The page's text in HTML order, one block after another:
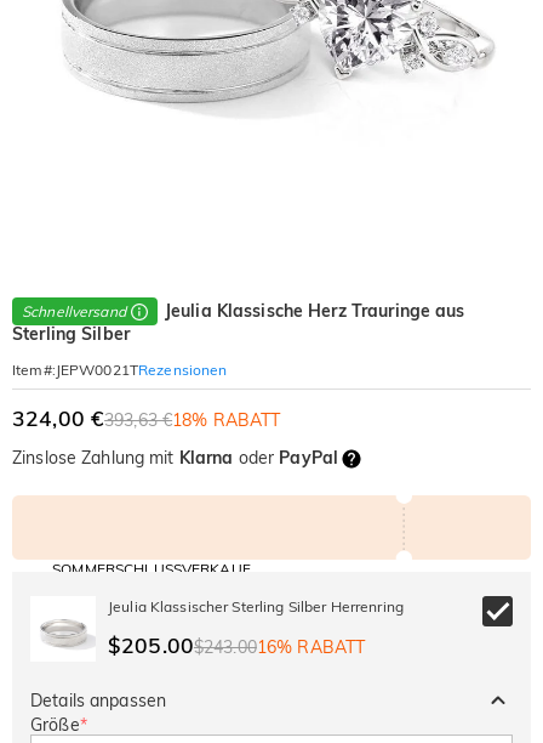
Schnellversand
Jeulia Klassische Herz Trauringe aus
Sterling Silber
Item#: JEPW0021TRezensionen
324,00 €393,63 €18% RABATT
Zinslose Zahlung mit Klarna oder PayPal
SOMMERSCHLUSSVERKAUF
10% RABATT
AUF ALLES
30% RABATT
AUF DEN 2.
SUMMER
Kopieren
Jeulia Klassischer Sterling Silber Herrenring
$205.00$243.0016% RABATT
Details anpassen
Größe*